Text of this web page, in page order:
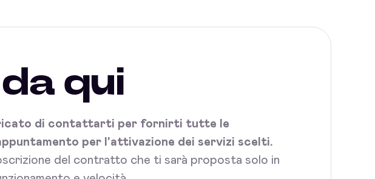
qui
di contattarti per fornirti tutte le
per l'attivazione dei servizi scelti.
del contratto che ti sarà proposta solo in